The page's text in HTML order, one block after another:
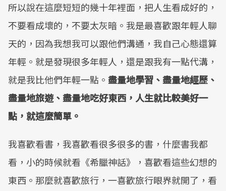
Mute
所以說在這麼短短的幾十年裡面，把人生看成好的，
不要看成壞的，不要太灰暗。我是最喜歡跟年輕人聊
天的，因為我想我可以跟他們溝通，我自己心態還算
年輕。就是發現很多年輕人，還是跟我有一點代溝，
就是我比他們年輕一點。 盡量地學習、盡量地經歷、
盡量地旅遊、盡量地吃好東西，人生就比較美好一
點，就這麼簡單。
我喜歡看書，我喜歡看很多很多的書，什麼書我都
看，小的時候就看《希臘神話》，喜歡看這些幻想的
東西。那麼就喜歡旅行，一喜歡旅行眼界就開了，看